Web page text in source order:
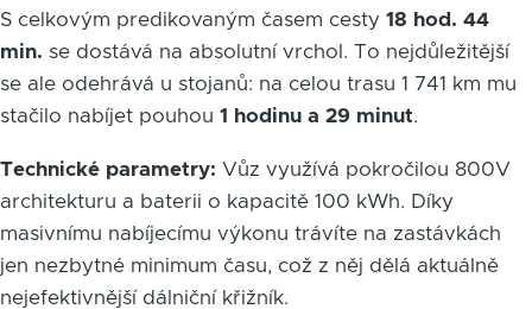
S celkovým predikovaným časem cesty 18 hod. 44
min. se dostává na absolutní vrchol. To nejdůležitější
se ale odehrává u stojanů: na celou trasu 1 741 km mu
stačilo nabíjet pouhou 1 hodinu a 29 minut.
Technické parametry: Vůz využívá pokročilou 800V
architekturu a baterii o kapacitě 100 kWh. Díky
masivnímu nabíjecímu výkonu trávíte na zastávkách
jen nezbytné minimum času, což z něj dělá aktuálně
nejefektivnější dálniční křižník.